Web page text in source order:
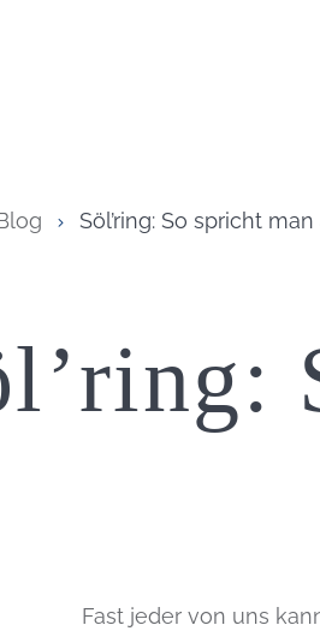
Söl’ring: So spricht
Fast jeder von uns